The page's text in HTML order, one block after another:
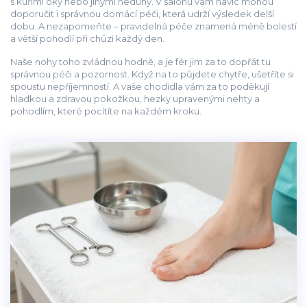
doporučit i správnou domácí péči, která udrží výsledek delší
dobu. A nezapomeňte – pravidelná péče znamená méně bolestí
a větší pohodlí při chůzi každý den.
Naše nohy toho zvládnou hodně, a je fér jim za to dopřát tu
správnou péči a pozornost. Když na to půjdete chytře, ušetříte si
spoustu nepříjemností. A vaše chodidla vám za to poděkují
hladkou a zdravou pokožkou, hezky upravenými nehty a
pohodlím, které pocítíte na každém kroku.